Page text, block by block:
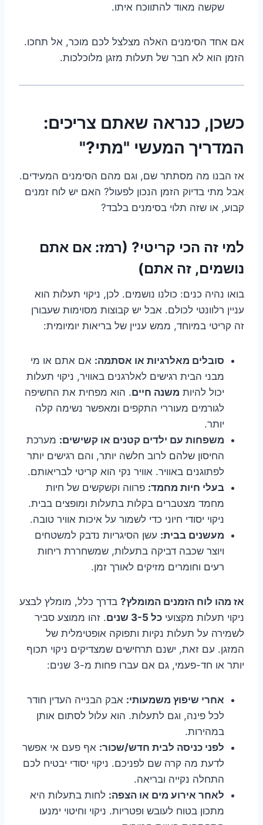
שקשה מאוד להתווכח איתו.
אם אחד הסימנים האלה מצלצל לכם מוכר, אל תחכו.
הזמן הוא לא חבר של תעלות מזגן מלוכלכות.
כשכן, כנראה שאתם צריכים:
המדריך המעשי "מתי?"
אז הבנו מה מסתתר שם, וגם מהם הסימנים המעידים.
אבל מתי בדיוק הזמן הנכון לפעול? האם יש לוח זמנים
קבוע, או שזה תלוי בסימנים בלבד?
למי זה הכי קריטי? (רמז: אם אתם
נושמים, זה אתם)
בואו נהיה כנים: כולנו נושמים. לכן, ניקוי תעלות הוא
עניין רלוונטי לכולם. אבל יש קבוצות מסוימות שעבורן
זה קריטי במיוחד, ממש עניין של בריאות יומיומית:
סובלים מאלרגיות או אסתמה: אם אתם או מי
מבני הבית רגישים לאלרגנים באוויר, ניקוי תעלות
יכול להיות משנה חיים. הוא מפחית את החשיפה
לגורמים מעוררי התקפים ומאפשר נשימה קלה
יותר.
משפחות עם ילדים קטנים או קשישים: מערכת
החיסון שלהם לרוב חלשה יותר, והם רגישים יותר
לפתוגנים באוויר. אוויר נקי הוא קריטי לבריאותם.
בעלי חיות מחמד: פרווה וקשקשים של חיות
מחמד מצטברים בקלות בתעלות ומופצים בבית.
ניקוי יסודי חיוני כדי לשמור על איכות אוויר טובה.
מעשנים בבית: עשן הסיגריות נדבק למשטחים
ויוצר שכבה דביקה בתעלות, שמשחררת ריחות
רעים וחומרים מזיקים לאורך זמן.
אז מהו לוח הזמנים המומלץ? בדרך כלל, מומלץ לבצע
ניקוי תעלות מקצועי כל 3-5 שנים
. זהו ממוצע סביר
לשמירה על תעלות נקיות ותפוקה אופטימלית של
המזגן. עם זאת, ישנם תרחישים שמצדיקים ניקוי תכוף
יותר או חד-פעמי, גם אם עברו פחות מ-3 שנים:
אחרי שיפוץ משמעותי: אבק הבנייה העדין חודר
לכל פינה, וגם לתעלות. הוא עלול לסתום אותן
במהירות.
לפני כניסה לבית חדש/שכור: אף פעם אי אפשר
לדעת מה קרה שם לפניכם. ניקוי יסודי יבטיח לכם
התחלה נקייה ובריאה.
לאחר אירוע מים או הצפה: לחות בתעלות היא
מתכון בטוח לעובש ופטריות. ניקוי וחיטוי ימנעו